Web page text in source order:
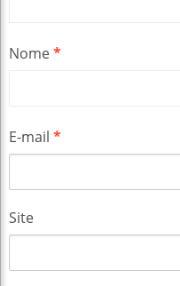
Nome*
E-mail *
Site